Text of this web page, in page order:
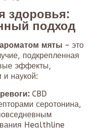
здоровья:
подход
мяты – это
подкрепленная
эффекты,
и наукой:
CBD
серотонина,
Healthline